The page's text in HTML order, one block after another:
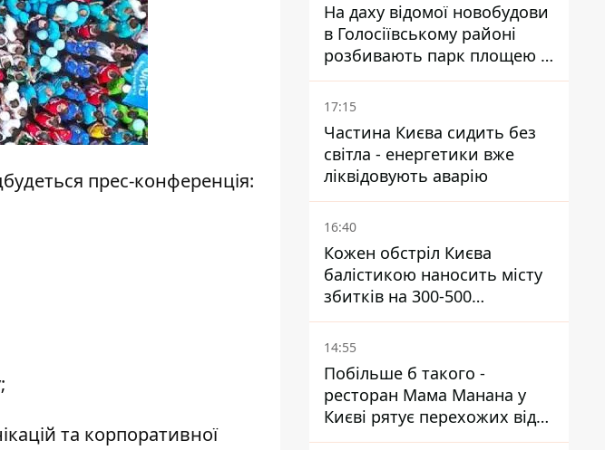
прес-конференція:
та корпоративної
На даху відомої новобудови
в Голосіївському районі
розбивають парк площею в
гектар
17:15
Частина Києва сидить без
світла - енергетики вже
ліквідовують аварію
16:40
Кожен обстріл Києва
балістикою наносить місту
збитків на 300-500
мільйонів - Петро
Пантелеєв
14:55
Побільше б такого -
ресторан Мама Манана у
Києві рятує перехожих від
спеки